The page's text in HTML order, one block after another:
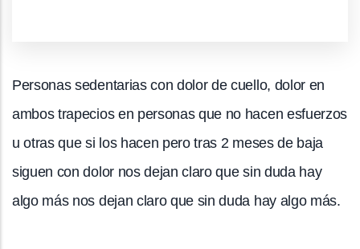
Personas sedentarias con dolor de cuello, dolor en
ambos trapecios en personas que no hacen esfuerzos
u otras que si los hacen pero tras 2 meses de baja
siguen con dolor nos dejan claro que sin duda hay
algo más nos dejan claro que sin duda hay algo más.